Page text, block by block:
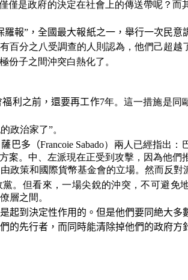
僅是政府的決定在社會上的傳送帶呢？而
報”，全國最大報紙之一，舉行一次民意
百分之八受調查的人則認為，他們己超越
份子之間沖突白熱化了。
利之前，還要再工作7年。這一措施是同
政治家了”。
巴多（Francoie Sabado）兩人已經指出：
案。中、左派現在正受到攻擊，因為他們
策和國際貨幣基金會的立場。然而反對
。但看來，一場尖銳的沖突，不可避免
層之間。
起到決定性作用的。但是他們要同絶大多
的先行者，而同時能清除掉他們的政府方